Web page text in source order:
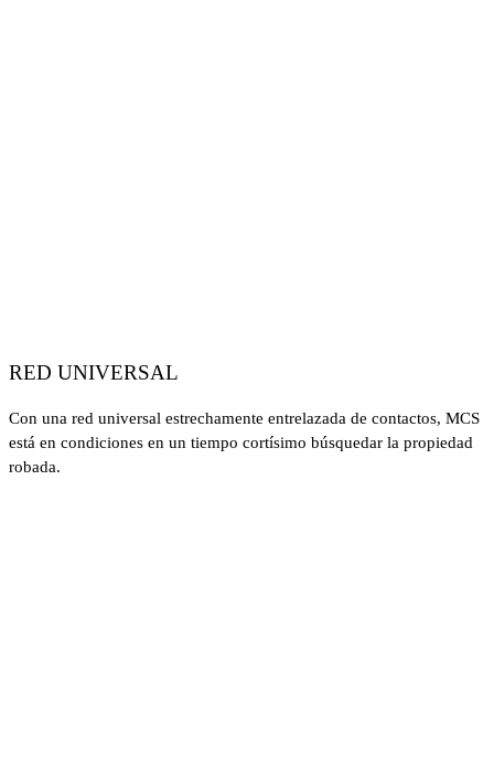
RED UNIVERSAL
Con una red universal estrechamente entrelazada de contactos, MCS
está en condiciones en un tiempo cortísimo búsquedar la propiedad
robada.